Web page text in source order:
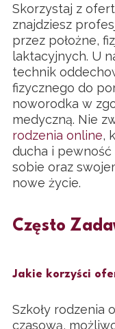
Skorzystaj z
znajdziesz
przez położne,
laktacyjnych. U
technik
fizycznego do
noworodka w
medyczną. Nie
rodzenia online,
ducha i pewność
sobie oraz
nowe życie.
Często
Jakie korzyści
Szkoły rodzenia
czasową,